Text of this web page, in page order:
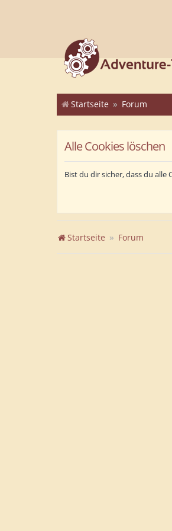
Startseite Forum
Alle Cookies löschen
Bist du dir sicher, dass du alle
Startseite Forum